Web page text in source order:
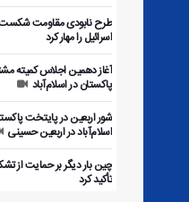
طرح نابودی مقاومت شکست
اسرائیل را مهار کرد
آغاز دهمین اجلاس کمیته
پاکستان در اسلام‌آباد
شور اربعین در پایتخت
اسلام‌آباد در اربعین حسینی
چین بار دیگر بر حمایت از
تأکید کرد